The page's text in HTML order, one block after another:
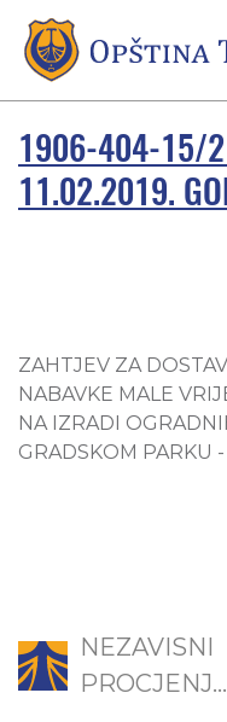
1906-404-15/2
11.02.2019.
ZAHTJEV ZA
NABAVKE MALE
NA IZRADI
GRADSKOM PARKU -
NEZAVISNI
PROCJENJ...